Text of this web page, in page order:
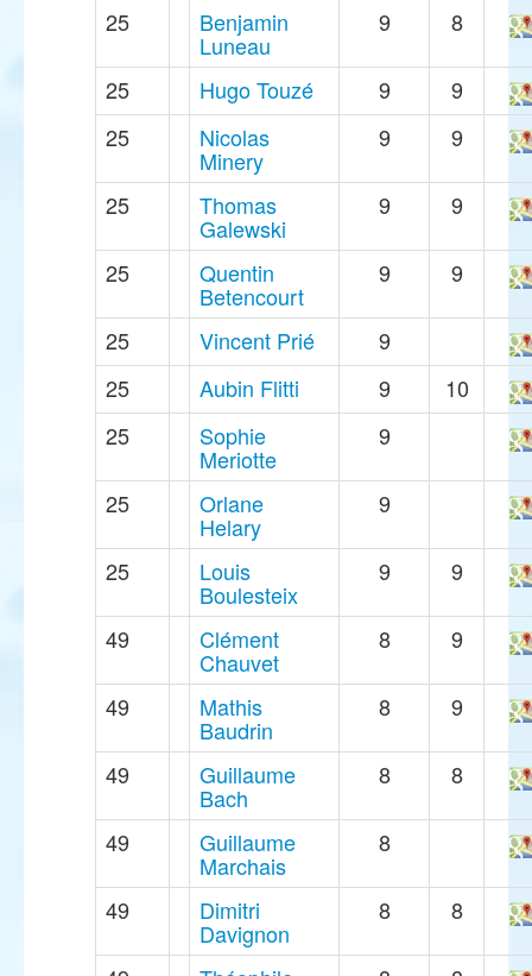
25 Benjamin
Luneau
9 8
25 Hugo Touzé 9
9
25
Nicolas
Minery
9 9
25 Thomas
Galewski
9 9
25 Quentin
Betencourt
9 9
25 Vincent Prié
9
25
Aubin Flitti 9
10
25
Sophie
Meriotte
9
25 Orlane
Helary
9
25 Louis
Boulesteix
9 9
49 Clément
Chauvet
8 9
49 Mathis
Baudrin
8 9
49 Guillaume
Bach
8 8
49 Guillaume
Marchais
8
49 Dimitri
Davignon
8 8